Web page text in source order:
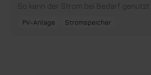
So kann der Strom bei Bedarf genutzt
PV-Anlage Stromspeicher